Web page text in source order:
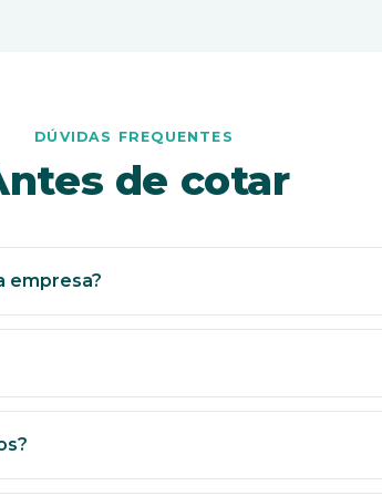
DÚVIDAS FREQUENTES
de cotar
empresa?
CNPJ da sua empresa, em até 30 dias.
empresas em até 6x sem juros.
atendimento no local e opção